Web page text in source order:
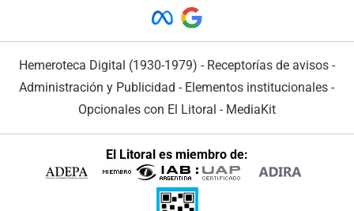
Hemeroteca Digital (1930-1979) - Receptorías de avisos -
Administración y Publicidad - Elementos institucionales -
Opcionales con El Litoral - MediaKit
El Litoral es miembro de: